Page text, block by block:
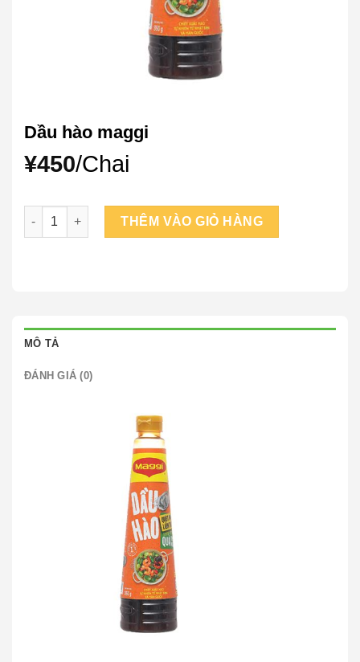
Dầu hào maggi
¥450/Chai
Dầu hào maggi số lượng
THÊM VÀO GIỎ HÀNG
MÔ TẢ
ĐÁNH GIÁ (0)